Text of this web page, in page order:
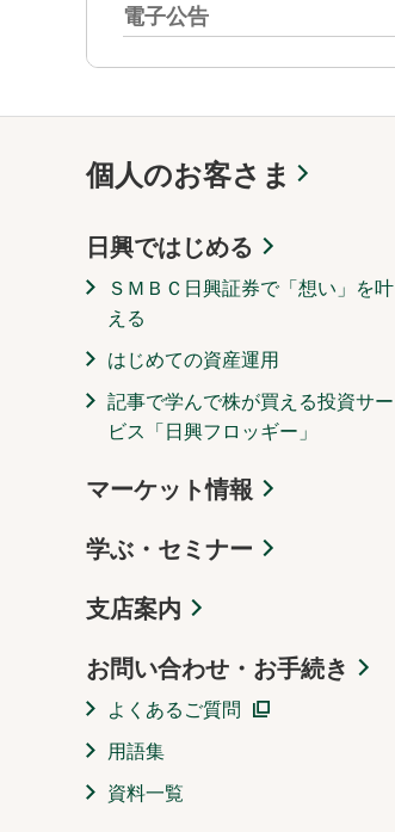
電子公告
個人のお客さま
日興ではじめる
ＳＭＢＣ日興証券で「想い」を叶
える
はじめての資産運用
記事で学んで株が買える投資サー
ビス「日興フロッギー」
マーケット情報
学ぶ・セミナー
支店案内
お問い合わせ・お手続き
よくあるご質問
用語集
資料一覧